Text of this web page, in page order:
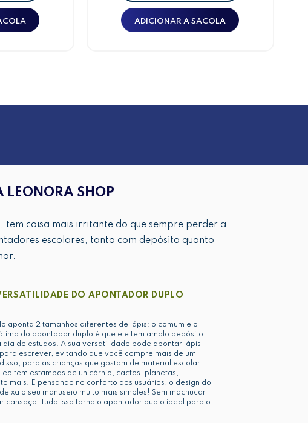
ADICIONAR A SACOLA
LEONORA SHOP
coisa mais irritante do que sempre perder a
escolares, tanto com depósito quanto
DO APONTADOR DUPLO
aponta 2 tamanhos diferentes de lápis: o comum e o
do apontador duplo é que ele tem amplo depósito,
dia de estudos. A sua versatilidade pode apontar lápis
escrever, evitando que você compre mais de um
para as crianças que gostam de material escolar
tem estampas de unicórnio, cactos, planetas,
mais! E pensando no conforto dos usuários, o design do
o seu manuseio muito mais simples! Sem machucar
cansaço. Tudo isso torna o apontador duplo ideal para o